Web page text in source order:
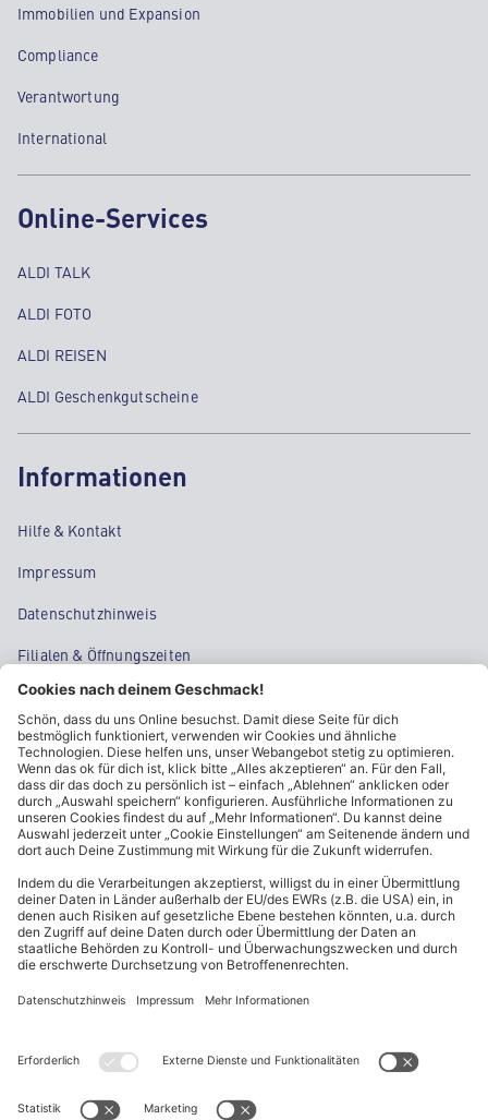
Immobilien und Expansion
Compliance
Verantwortung
International
Online-Services
ALDI TALK
ALDI FOTO
ALDI REISEN
ALDI Geschenkgutscheine
Informationen
Hilfe & Kontakt
Impressum
Datenschutzhinweis
Filialen & Öffnungszeiten
Kontakt
Cookie-Einstellungen
Kundeninformationen
ALDI Nord folgen
* Wir bitten um Beachtung, dass diese Aktionsartikel im
begrenzter Anzahl zur Verfügung stehen. Sie können daher schon